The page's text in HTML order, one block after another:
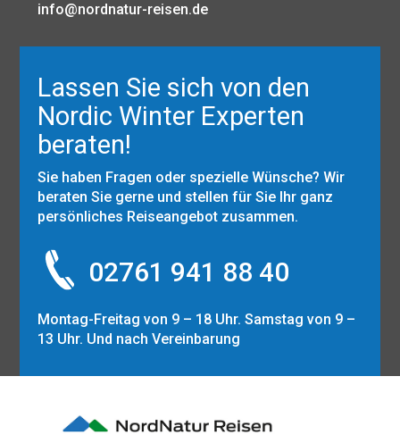
info@nordnatur-reisen.de
Lassen Sie sich von den
Nordic Winter Experten
beraten!
Sie haben Fragen oder spezielle Wünsche? Wir
beraten Sie gerne und stellen für Sie Ihr ganz
persönliches Reiseangebot zusammen.
02761 941 88 40
Montag-Freitag von 9 – 18 Uhr. Samstag von 9 –
13 Uhr. Und nach Vereinbarung